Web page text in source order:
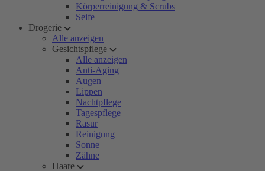
Körperreinigung & Scrubs
Seife
Drogerie
Alle anzeigen
Gesichtspflege
Alle anzeigen
Anti-Aging
Augen
Lippen
Nachtpflege
Tagespflege
Rasur
Reinigung
Sonne
Zähne
Haare